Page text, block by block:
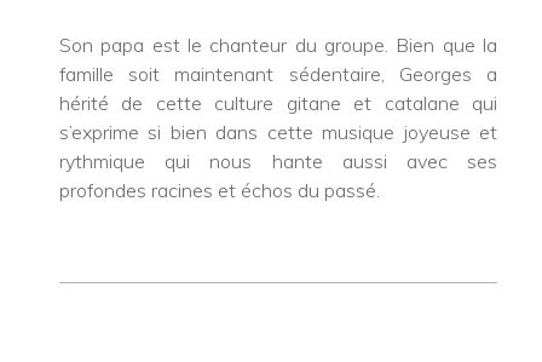
Son papa est le chanteur du groupe. Bien que la
famille soit maintenant sédentaire, Georges a
hérité de cette culture gitane et catalane qui
s’exprime si bien dans cette musique joyeuse et
rythmique qui nous hante aussi avec ses
profondes racines et échos du passé.